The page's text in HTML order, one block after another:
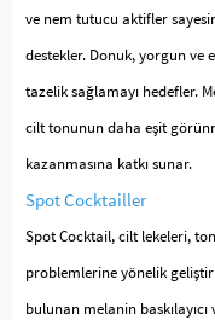
ve nem tutucu aktifler
destekler. Donuk, yorgun ve
tazelik sağlamayı hedefler.
cilt tonunun daha eşit
kazanmasına katkı sunar.
Spot Cocktailler
Spot Cocktail, cilt lekeleri,
problemlerine yönelik
bulunan melanin